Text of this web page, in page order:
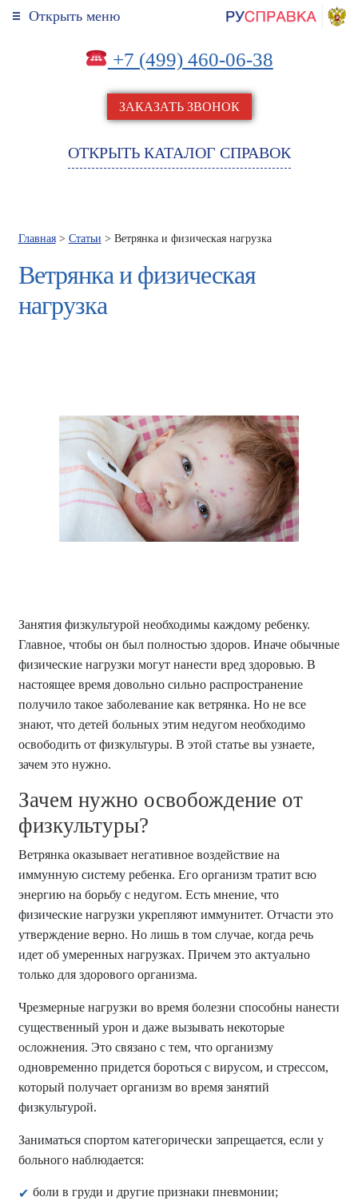
Открыть меню
ОТКРЫТЬ КАТАЛОГ СПРАВОК
+7 (499) 460-06-38
ЗАКАЗАТЬ ЗВОНОК
Главная> Статьи > Ветрянка и физическая нагрузка
Ветрянка и физическая
нагрузка
Занятия физкультурой необходимы каждому ребенку.
Главное, чтобы он был полностью здоров. Иначе обычные
физические нагрузки могут нанести вред здоровью. В
настоящее время довольно сильно распространение
получило такое заболевание как ветрянка. Но не все
знают, что детей больных этим недугом необходимо
освободить от физкультуры. В этой статье вы узнаете,
зачем это нужно.
Зачем нужно освобождение от
физкультуры?
Ветрянка оказывает негативное воздействие на
иммунную систему ребенка. Его организм тратит всю
энергию на борьбу с недугом. Есть мнение, что
физические нагрузки укрепляют иммунитет. Отчасти это
утверждение верно. Но лишь в том случае, когда речь
идет об умеренных нагрузках. Причем это актуально
только для здорового организма.
Чрезмерные нагрузки во время болезни способны нанести
существенный урон и даже вызывать некоторые
осложнения. Это связано с тем, что организму
одновременно придется бороться с вирусом, и стрессом,
который получает организм во время занятий
физкультурой.
Заниматься спортом категорически запрещается, если у
больного наблюдается:
боли в груди и другие признаки пневмонии;